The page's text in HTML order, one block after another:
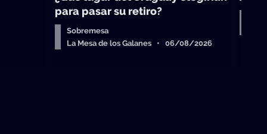
para pasar su retiro?
Sobremesa
La Mesa de los Galanes • 06/08/2026